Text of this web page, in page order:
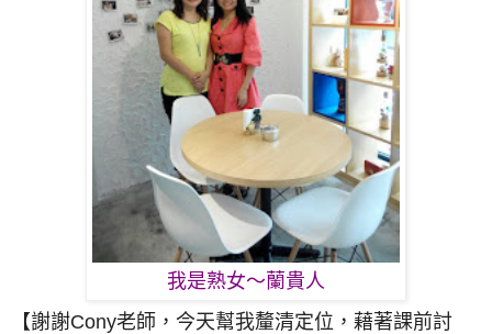
我是熟女～蘭貴人
【謝謝Cony老師，今天幫我釐清定位，藉著課前討